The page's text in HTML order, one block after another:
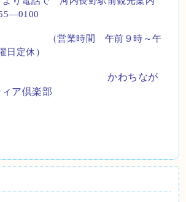
―0100
（営業時間 午前９時～午
定休）
かわちなが
ア倶楽部